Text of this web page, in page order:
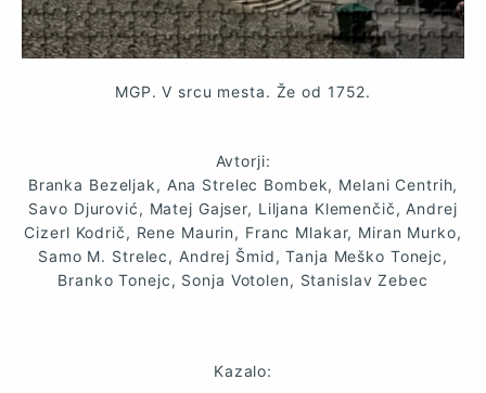
MGP. V srcu mesta. Že od 1752.
Avtorji:
Branka Bezeljak, Ana Strelec Bombek, Melani Centrih,
Savo Djurović, Matej Gajser, Liljana Klemenčič, Andrej
Cizerl Kodrič, Rene Maurin, Franc Mlakar, Miran Murko,
Samo M. Strelec, Andrej Šmid, Tanja Meško Tonejc,
Branko Tonejc, Sonja Votolen, Stanislav Zebec
Kazalo: